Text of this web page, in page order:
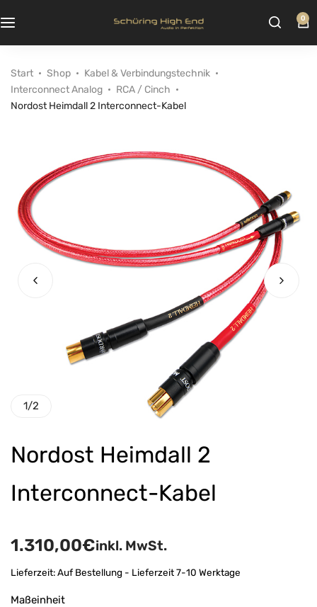
0
Start Shop
Kabel & Verbindungstechnik
Interconnect Analog
RCA / Cinch
Nordost Heimdall 2 Interconnect-Kabel
1/2
Nordost Heimdall 2
Interconnect-Kabel
1.310,00€inkl. MwSt.
Lieferzeit:Auf Bestellung - Lieferzeit 7-10 Werktage
Maßeinheit